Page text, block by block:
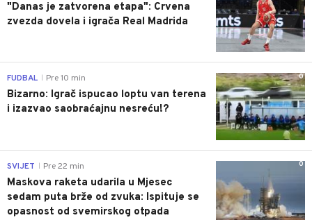
"Danas je zatvorena etapa": Crvena
zvezda dovela i igrača Real Madrida
0
FUDBAL Pre 10 min
Bizarno: Igrač ispucao loptu van terena
i izazvao saobraćajnu nesreću!?
0
SVIJET Pre 22 min
Maskova raketa udarila u Mjesec
sedam puta brže od zvuka: Ispituje se
opasnost od svemirskog otpada